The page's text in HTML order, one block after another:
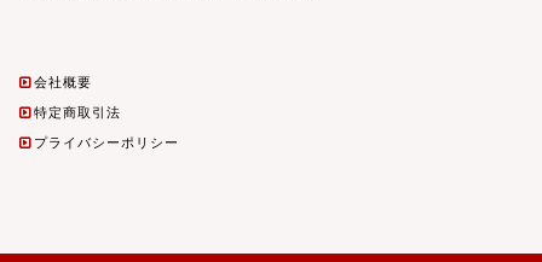
会社概要
特定商取引法
プライバシーポリシー